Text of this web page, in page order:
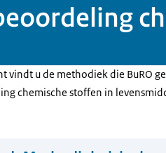
vindt u de methodiek die BuRO
chemische stoffen in